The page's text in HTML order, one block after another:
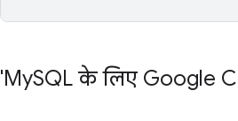
'MySQL के लिए Google